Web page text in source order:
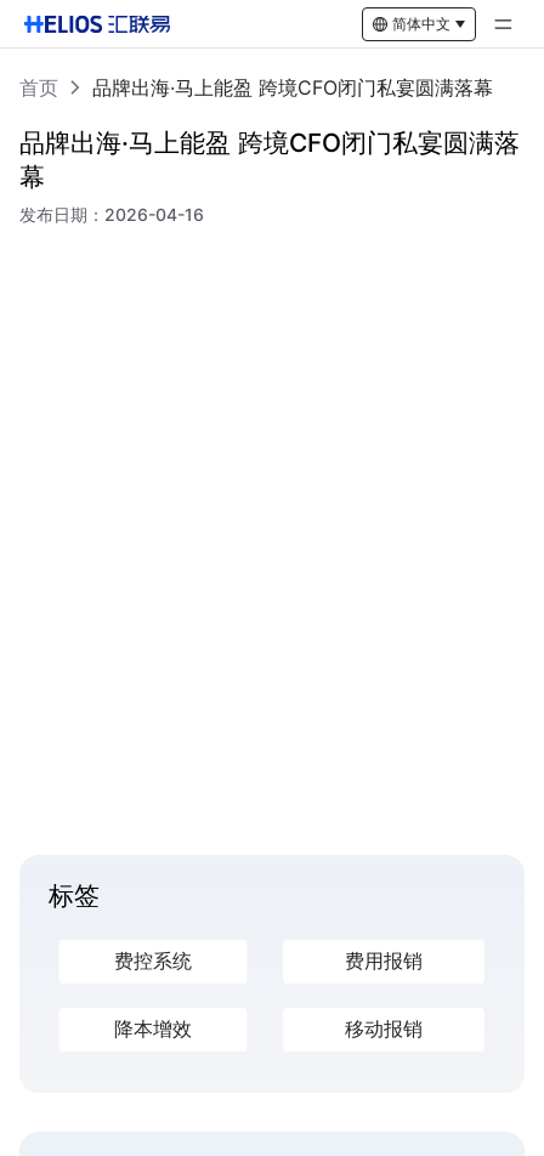
简体中文
首页 品牌出海·马上能盈 跨境CFO闭门私宴圆满落幕
品牌出海·马上能盈 跨境CFO闭门私宴圆满落
幕
发布日期： 2026-04-16
标签
费控系统 费用报销
降本增效 移动报销